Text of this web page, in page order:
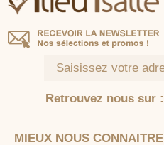
Retrouvez nous sur :
MIEUX NOUS CONNAITRE